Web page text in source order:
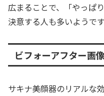
広まることで、「やっぱ
決意する人も多いようです
ビフォーアフター画
サキナ美顔器のリアルな